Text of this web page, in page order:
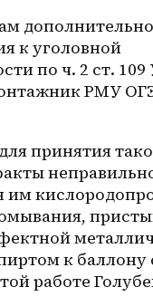
к уголовной
по ч. 2 ст.
РМУ
принятия
им
к баллону
работе